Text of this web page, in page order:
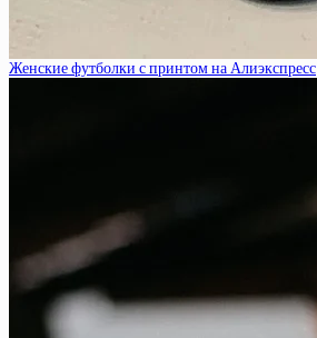
Женские футболки с принтом на Алиэкспресс